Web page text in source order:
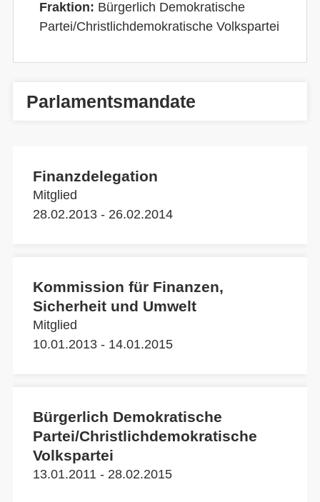
Fraktion: Bürgerlich Demokratische
Partei/Christlichdemokratische Volkspartei
Parlamentsmandate
Finanzdelegation
Mitglied
28.02.2013 - 26.02.2014
Kommission für Finanzen,
Sicherheit und Umwelt
Mitglied
10.01.2013 - 14.01.2015
Bürgerlich Demokratische
Partei/Christlichdemokratische
Volkspartei
13.01.2011 - 28.02.2015